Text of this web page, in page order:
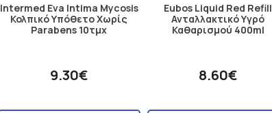
Intermed Eva Intima Mycosis
Κολπικό Υπόθετο Χωρίς
Parabens 10τμχ
9.30€
Eubos Liquid Red Refill
Ανταλλακτικό Υγρό
Καθαρισμού 400ml
8.60€